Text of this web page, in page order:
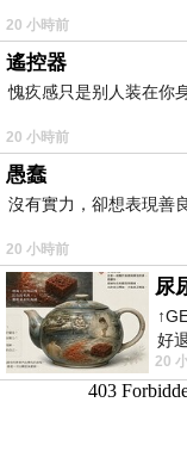
20 小時前
遙控器
愧疚感只是别人装在你
20 小時前
愚蠢
沒有實力，卻想表現善
20 小時前
尿
好
年
20